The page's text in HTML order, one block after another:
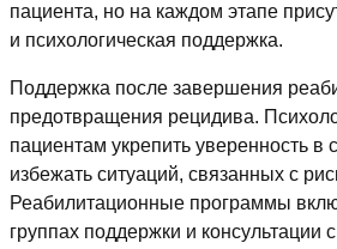
пациента, но на каждом этапе
и психологическая поддержка.
Поддержка после завершения
предотвращения рецидива.
пациентам укрепить уверенность в
избежать ситуаций, связанных с
Реабилитационные программы
группах поддержки и консультации